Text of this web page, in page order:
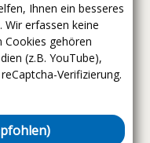
Ihnen ein besseres
Wir erfassen keine
Cookies gehören
(z.B. YouTube),
Verifizierung.